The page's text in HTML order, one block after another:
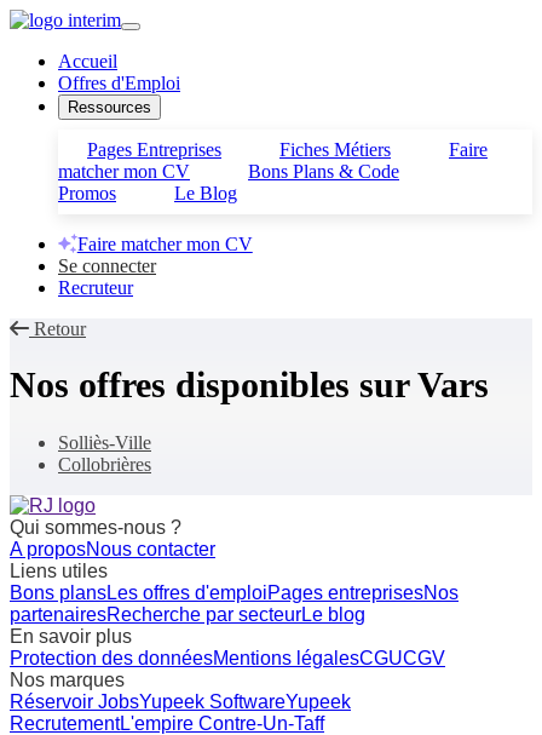
Accueil
Offres d'Emploi
Ressources
Pages Entreprises Fiches Métiers
Faire
matcher mon CV
Bons Plans & Code
Promos
Le Blog
Faire matcher mon CV
Se connecter
Recruteur
Retour
Nos offres disponibles surVars
Solliès-Ville
Collobrières
Qui sommes-nous ?
A proposNous contacter
Liens utiles
Bons plansLes offres d'emploiPages entreprisesNos
partenairesRecherche par secteurLe blog
En savoir plus
Protection des donnéesMentions légalesCGUCGV
Nos marques
Réservoir JobsYupeek SoftwareYupeek
RecrutementL'empire Contre-Un-Taff